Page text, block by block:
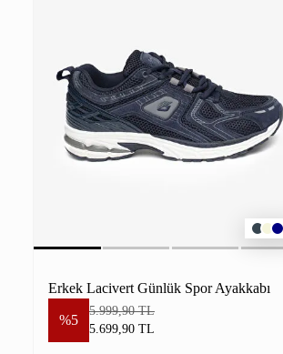
Erkek Lacivert Günlük Spor Ayakkabı
%5
5.999,90 TL
5.699,90 TL